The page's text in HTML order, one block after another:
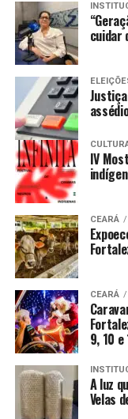
cuidar
IV
CEARÁ
CEARÁ
9, 10 e
A luz
Velas